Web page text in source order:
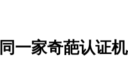
一家奇葩认证